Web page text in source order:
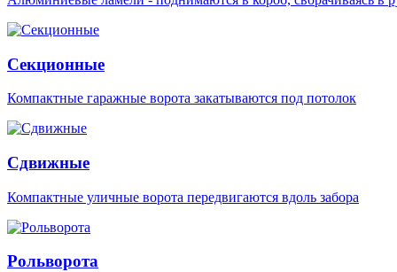
Секционные
Компактные гаражные ворота закатываются под потолок
Сдвижные
Компактные уличные ворота передвигаются вдоль забора
Рольворота